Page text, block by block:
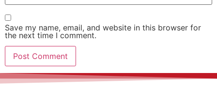
Save my name, email, and website in this browser for
the next time I comment.